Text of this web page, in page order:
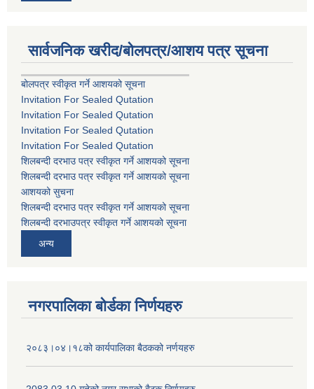
सार्वजनिक खरीद/बोलपत्र/आशय पत्र सूचना
बोलपत्र स्वीकृत गर्ने आशयको सूचना
Invitation For Sealed Qutation
Invitation For Sealed Qutation
Invitation For Sealed Qutation
Invitation For Sealed Qutation
शिलबन्दी दरभाउ पत्र स्वीकृत गर्ने आशयको सूचना
शिलबन्दी दरभाउ पत्र स्वीकृत गर्ने आशयको सूचना
आशयको सुचना
शिलबन्दी दरभाउ पत्र स्वीकृत गर्ने आशयको सूचना
शिलबन्दी दरभाउपत्र स्वीकृत गर्ने आशयको सूचना
अन्य
नगरपालिका बोर्डका निर्णयहरु
२०८३।०४।१८को कार्यपालिका बैठकको नर्णयहरु